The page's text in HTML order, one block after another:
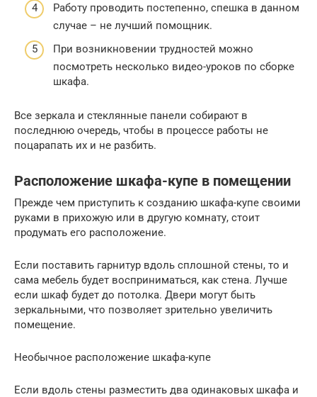
Работу проводить постепенно, спешка в данном
случае – не лучший помощник.
При возникновении трудностей можно
посмотреть несколько видео-уроков по сборке
шкафа.
Все зеркала и стеклянные панели собирают в
последнюю очередь, чтобы в процессе работы не
поцарапать их и не разбить.
Расположение шкафа-купе в помещении
Прежде чем приступить к созданию шкафа-купе своими
руками в прихожую или в другую комнату, стоит
продумать его расположение.
Если поставить гарнитур вдоль сплошной стены, то и
сама мебель будет восприниматься, как стена. Лучше
если шкаф будет до потолка. Двери могут быть
зеркальными, что позволяет зрительно увеличить
помещение.
Необычное расположение шкафа-купе
Если вдоль стены разместить два одинаковых шкафа и